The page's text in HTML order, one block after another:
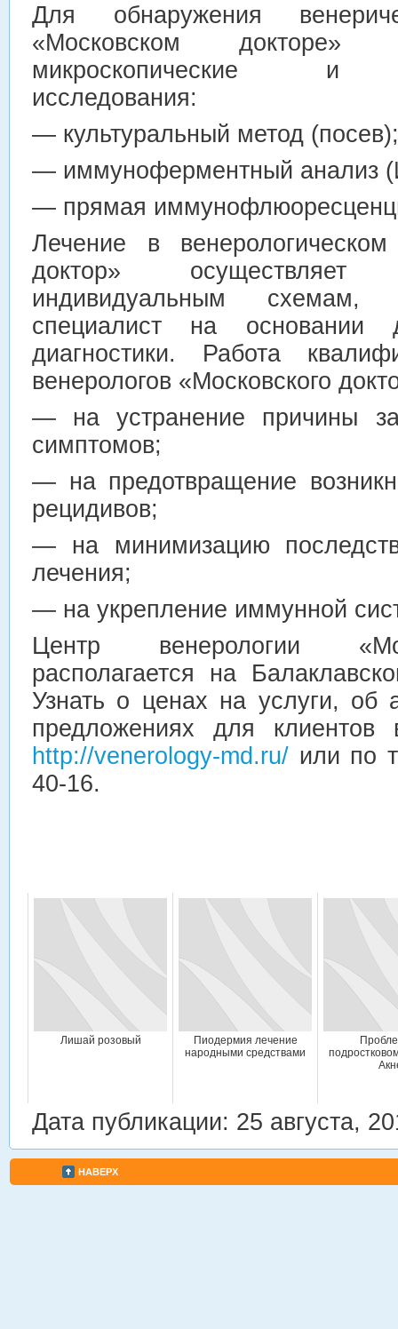
Для обнаружения
«Московском докторе»
микроскопические и
исследования:
— культуральный метод (посев);
— иммуноферментный анализ
— прямая
Лечение в
доктор»
индивидуальным схемам,
специалист на основании
диагностики. Работа
венерологов «Московского
— на устранение причины
симптомов;
— на предотвращение
рецидивов;
— на минимизацию
лечения;
— на укрепление иммунной
Центр венерологии
располагается на
Узнать о ценах на услуги, об
предложениях для
http://venerology-md.ru/ или по
40-16.
Лишай розовый
Пиодермия лечение
народными средствами
Дата публикации: 25 августа,
НАВЕРХ